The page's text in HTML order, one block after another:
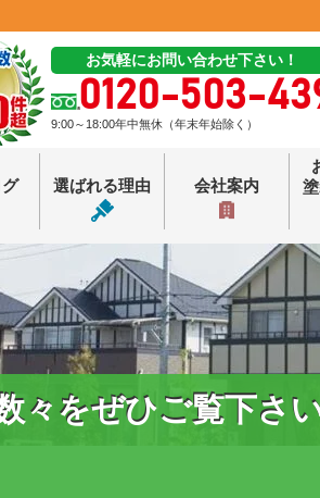
お気軽にお問い合わせ下さい！
0120-503-
9:00～18:00年中無休（年末年始除く）
選ばれる理由 会社案内
々をぜひご覧下さい